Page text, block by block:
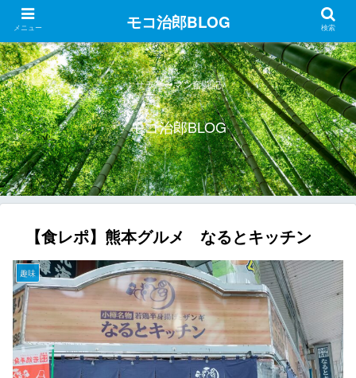
サラリーマン奮闘記
モコ治郎BLOG
【食レポ】熊本グルメ なるとキッチン
趣味
メニュー モコ治郎BLOG 検索